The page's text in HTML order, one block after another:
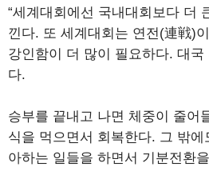
“세계대회에선 국내대회보다 더
낀다. 또 세계대회는 연전(連戦)
강인함이 더 많이 필요하다. 대
다.
승부를 끝내고 나면 체중이 줄어
식을 먹으면서 회복한다. 그 밖
아하는 일들을 하면서 기분전환